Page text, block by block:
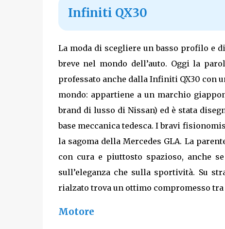
Infiniti QX30
La moda di scegliere un basso profilo e
breve nel mondo dell’auto. Oggi la
professato anche dalla Infiniti QX30 con
mondo: appartiene a un marchio
brand di lusso di Nissan) ed è stata
base meccanica tedesca. I bravi
la sagoma della Mercedes GLA. La
con cura e piuttosto spazioso, anche
sull’eleganza che sulla sportività. Su
rialzato trova un ottimo compromesso
Motore